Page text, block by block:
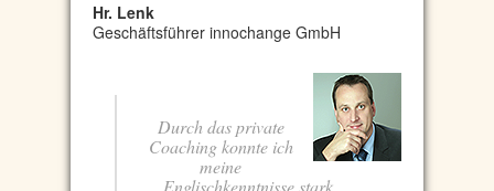
Hr. Lenk
Geschäftsführer innochange GmbH
Durch das private
Coaching konnte ich
meine
Englischkenntnisse stark